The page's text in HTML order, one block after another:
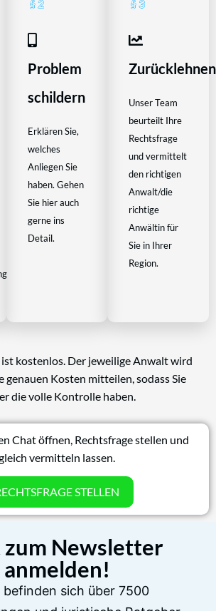
Problem
schildern
Erklären Sie,
welches
Anliegen Sie
haben. Gehen
Sie hier auch
gerne ins
Detail.
Zurücklehnen
Unser Team
beurteilt Ihre
Rechtsfrage
und vermittelt
den richtigen
Anwalt/die
richtige
Anwältin für
Sie in Ihrer
Region.
kostenlos. Der jeweilige Anwalt wird
genauen Kosten mitteilen, sodass Sie
die volle Kontrolle haben.
Chat öffnen, Rechtsfrage stellen und
vermitteln lassen.
STELLEN
Newsletter
anmelden!
befinden sich über 7500